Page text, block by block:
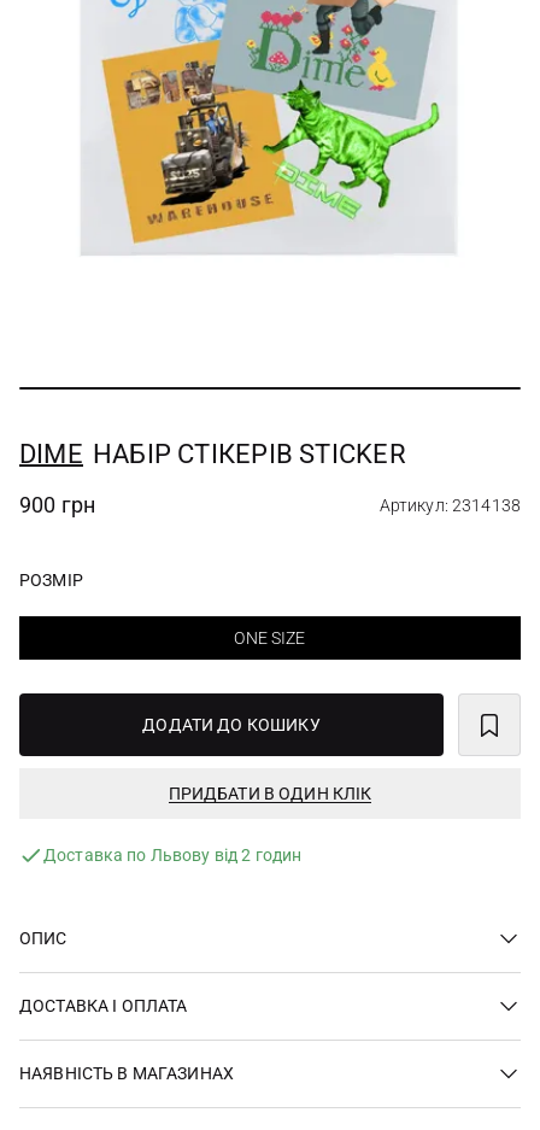
DIME НАБІР СТІКЕРІВ STICKER
900 грн Артикул: 2314138
РОЗМІР
ONE SIZE
ДОДАТИ ДО КОШИКУ
ПРИДБАТИ В ОДИН КЛІК
Доставка по Львову від 2 годин
ОПИС
ДОСТАВКА І ОПЛАТА
НАЯВНІСТЬ В МАГАЗИНАХ